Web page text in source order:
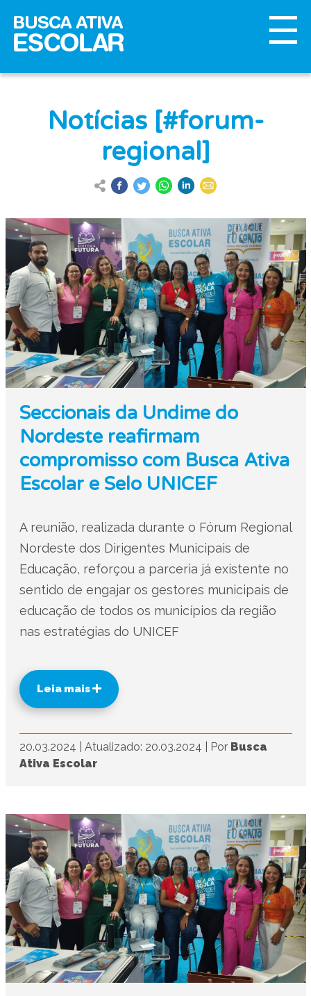
Notícias [#forum-
regional]
Seccionais da Undime do
Nordeste reafirmam
compromisso com Busca Ativa
Escolar e Selo UNICEF
A reunião, realizada durante o Fórum Regional
Nordeste dos Dirigentes Municipais de
Educação, reforçou a parceria já existente no
sentido de engajar os gestores municipais de
educação de todos os municípios da região
nas estratégias do UNICEF
Leia mais
20.03.2024 Atualizado: 20.03.2024 Por Busca
Ativa Escolar